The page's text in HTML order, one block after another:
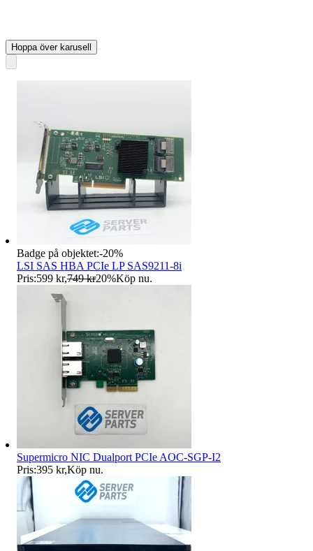
Hoppa över karusell
Badge på objektet:-20%
LSI SAS HBA PCIe LP SAS9211-8i
Pris:599 kr,749 kr20%Köp nu.
Supermicro NIC Dualport PCIe AOC-SGP-I2
Pris:395 kr,Köp nu.